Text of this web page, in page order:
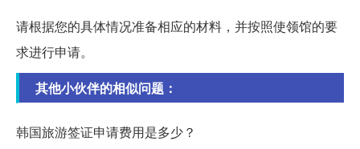
请根据您的具体情况准备相应的材料，并按照使领馆的要
求进行申请。
其他小伙伴的相似问题：
韩国旅游签证申请费用是多少？